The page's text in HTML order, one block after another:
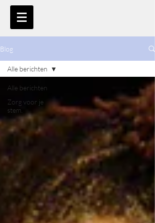
Blog
Alle berichten
Zorg voor je
stem.
Alle berichten